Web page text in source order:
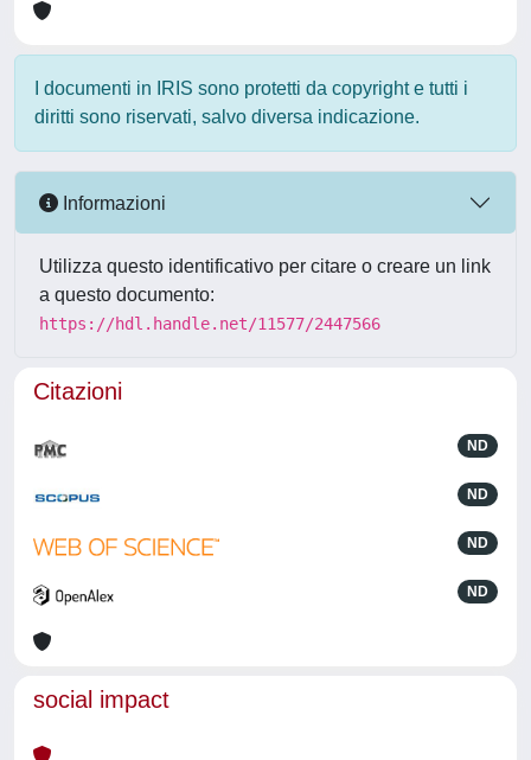
I documenti in IRIS sono protetti da copyright e tutti i
diritti sono riservati, salvo diversa indicazione.
Informazioni
Utilizza questo identificativo per citare o creare un link
a questo documento:
https://hdl.handle.net/11577/2447566
Citazioni
ND
ND
ND
ND
social impact